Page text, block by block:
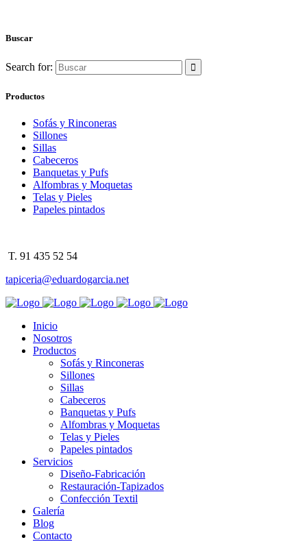
Buscar
Search for:
Productos
Sofás y Rinconeras
Sillones
Sillas
Cabeceros
Banquetas y Pufs
Alfombras y Moquetas
Telas y Pieles
Papeles pintados
T. 91 435 52 54
tapiceria@eduardogarcia.net
Inicio
Nosotros
Productos
Sofás y Rinconeras
Sillones
Sillas
Cabeceros
Banquetas y Pufs
Alfombras y Moquetas
Telas y Pieles
Papeles pintados
Servicios
Diseño-Fabricación
Restauración-Tapizados
Confección Textil
Galería
Blog
Contacto